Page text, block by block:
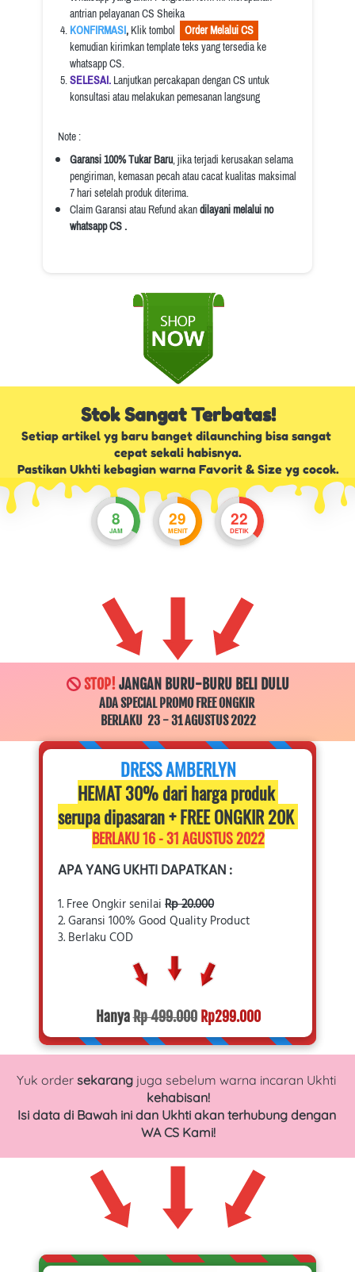
antrian pelayanan CS Sheika
KONFIRMASI, Klik tombol
kemudian kirimkan template teks yang tersedia ke
whatsapp CS.
SELESAI. Lanjutkan percakapan dengan CS untuk
konsultasi atau melakukan pemesanan langsung
Note :
Garansi 100% Tukar Baru, jika terjadi kerusakan selama
pengiriman, kemasan pecah atau cacat kualitas maksimal
7 hari setelah produk diterima.
Claim Garansi atau Refund akan dilayani melalui no
whatsapp CS .
Stok Sangat Terbatas!
Setiap artikel yg baru banget dilaunching bisa sangat
cepat sekali habisnya.
Pastikan Ukhti kebagian warna Favorit & Size yg cocok.
8
JAM
29
MENIT
20
DETIK
STOP! JANGAN BURU-BURU BELI DULU
ADA SPECIAL PROMO FREE ONGKIR
BERLAKU  23 - 31 AGUSTUS 2022
DRESS AMBERLYN
HEMAT 30% dari harga produk
serupa dipasaran + FREE ONGKIR 20K
BERLAKU 16 - 31 AGUSTUS 2022
APA YANG UKHTI DAPATKAN :
1. Free Ongkir senilai Rp 20.000
2. Garansi 100% Good Quality Product
3. Berlaku COD
Hanya Rp 499.000 Rp299.000
Yuk order sekarang
kehabisan!
Isi data di Bawah ini dan Ukhti akan terhubung dengan
WA CS Kami!